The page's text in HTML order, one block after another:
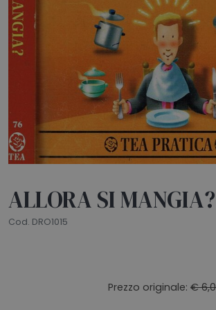
CHI SIAMO
NEWSLETTER
ALLORA SI MANGIA?
Cod. DRO1015
Prezzo originale: €